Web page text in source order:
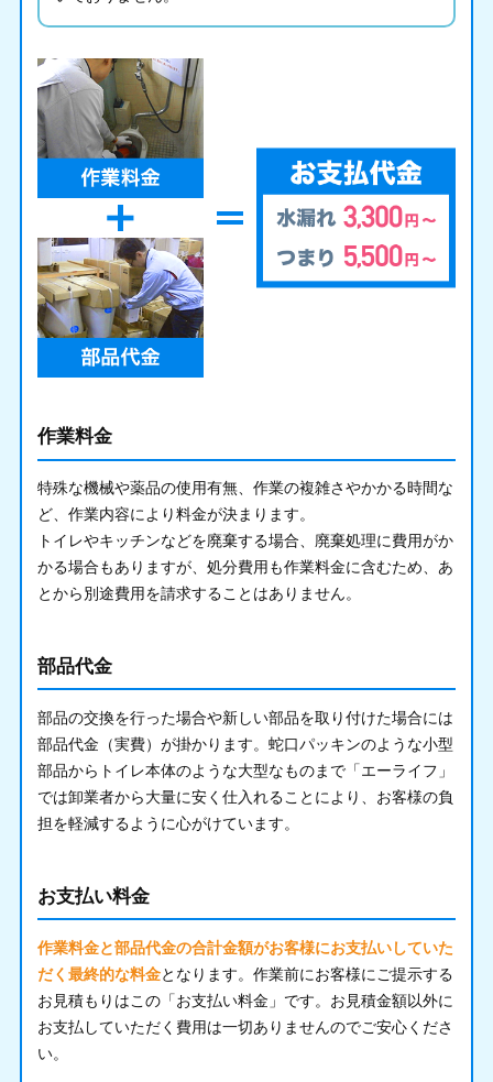
作業料金
特殊な機械や薬品の使用有無、作業の複雑さやかかる時間な
ど、作業内容により料金が決まります。
トイレやキッチンなどを廃棄する場合、廃棄処理に費用がか
かる場合もありますが、処分費用も作業料金に含むため、あ
とから別途費用を請求することはありません。
部品代金
部品の交換を行った場合や新しい部品を取り付けた場合には
部品代金（実費）が掛かります。蛇口パッキンのような小型
部品からトイレ本体のような大型なものまで「エーライフ」
では卸業者から大量に安く仕入れることにより、お客様の負
担を軽減するように心がけています。
お支払い料金
作業料金と部品代金の合計金額がお客様にお支払いしていた
だく最終的な料金となります。作業前にお客様にご提示する
お見積もりはこの「お支払い料金」です。お見積金額以外に
お支払していただく費用は一切ありませんのでご安心くださ
い。